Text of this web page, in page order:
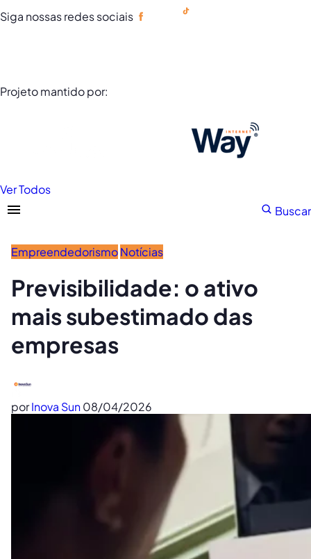
Siga nossas redes sociais
Projeto mantido por:
Ver Todos
Buscar
EmpreendedorismoNotícias
Previsibilidade: o ativo
mais subestimado das
empresas
porInova Sun08/04/2026